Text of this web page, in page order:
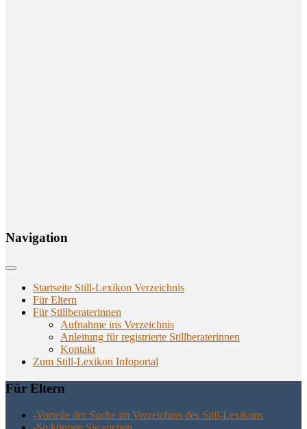
Navi­ga­ti­on
Startseite Still-Lexikon Verzeichnis
Für Eltern
Für Stillberaterinnen
Aufnahme ins Verzeichnis
Anlei­tung für regis­trier­te Stillberaterinnen
Kon­takt
Zum Still-Lexikon Infoportal
Für Eltern
-Vor­tei­le der Suche im Ver­zeich­nis des Still-Lexikons